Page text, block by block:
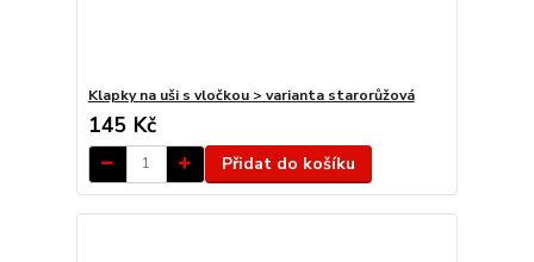
Klapky na uši s vločkou > varianta starorůžová
145 Kč
Přidat do košíku